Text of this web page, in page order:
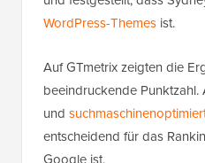
WordPress-Themes ist.
Auf GTmetrix zeigten die
beeindruckende Punktzahl.
und
entscheidend für das